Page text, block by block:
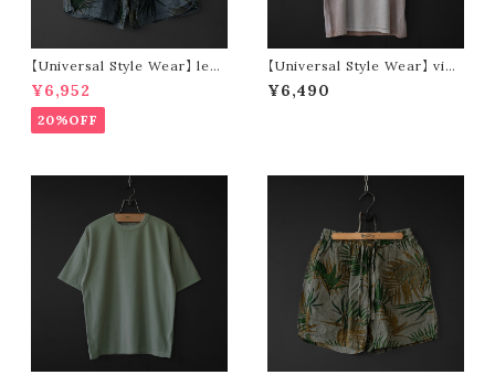
【Universal Style Wear】 leaf
short pants (black)
¥6,952
20%OFF
【Universal Style Wear】 vint
age type tee (pink)
¥6,490